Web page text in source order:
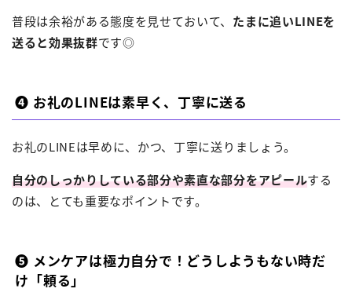
普段は余裕がある態度を見せておいて、 たまに追いLINEを
送ると効果抜群です◎
❹ お礼のLINEは素早く、丁寧に送る
お礼のLINEは早めに、かつ、丁寧に送りましょう。
自分のしっかりしている部分や素直な部分をアピールする
のは、とても重要なポイントです。
❺ メンケアは極力自分で！どうしようもない時だ
け「頼る」